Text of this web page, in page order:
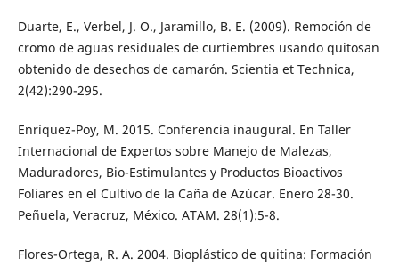
Duarte, E., Verbel, J. O., Jaramillo, B. E. (2009). Remoción de
cromo de aguas residuales de curtiembres usando quitosan
obtenido de desechos de camarón. Scientia et Technica,
2(42):290-295.
Enríquez-Poy, M. 2015. Conferencia inaugural. En Taller
Internacional de Expertos sobre Manejo de Malezas,
Maduradores, Bio-Estimulantes y Productos Bioactivos
Foliares en el Cultivo de la Caña de Azúcar. Enero 28-30.
Peñuela, Veracruz, México. ATAM. 28(1):5-8.
Flores-Ortega, R. A. 2004. Bioplástico de quitina: Formación